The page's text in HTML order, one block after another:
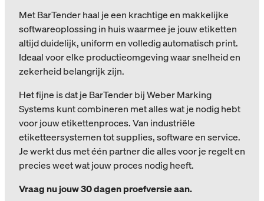
Met BarTender haal je een krachtige en makkelijke
softwareoplossing in huis waarmee je jouw etiketten
altijd duidelijk, uniform en volledig automatisch print.
Ideaal voor elke productieomgeving waar snelheid en
zekerheid belangrijk zijn.
Het fijne is dat je BarTender bij Weber Marking
Systems kunt combineren met alles wat je nodig hebt
voor jouw etikettenproces. Van industriële
etiketteersystemen tot supplies, software en service.
Je werkt dus met één partner die alles voor je regelt en
precies weet wat jouw proces nodig heeft.
Vraag nu jouw 30 dagen proefversie aan.